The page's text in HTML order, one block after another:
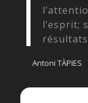
l’esprit;
Antoni TÀPIES